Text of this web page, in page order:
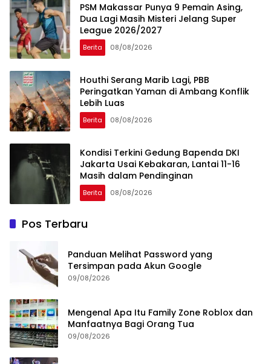
PSM Makassar Punya 9 Pemain Asing,
Dua Lagi Masih Misteri Jelang Super
League 2026/2027
Berita 08/08/2026
Houthi Serang Marib Lagi, PBB
Peringatkan Yaman di Ambang Konflik
Lebih Luas
Berita 08/08/2026
Kondisi Terkini Gedung Bapenda DKI
Jakarta Usai Kebakaran, Lantai 11-16
Masih dalam Pendinginan
Berita 08/08/2026
Pos Terbaru
Panduan Melihat Password yang
Tersimpan pada Akun Google
09/08/2026
Mengenal Apa Itu Family Zone Roblox dan
Manfaatnya Bagi Orang Tua
09/08/2026